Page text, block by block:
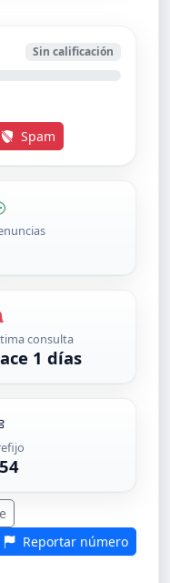
Sin calificación
Spam
consulta
1 días
Reportar número